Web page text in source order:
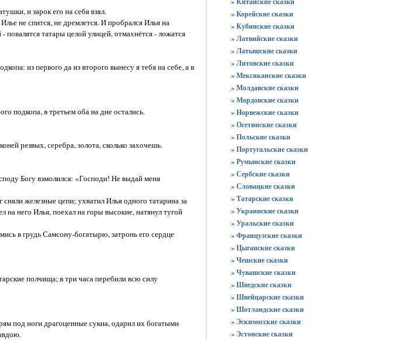
и зарок его на себя взял.
не спится, не дремлется. И пробрался Илья на
татары целой улицей, отмахнётся - ложатся
из первого да из второго вынесу я тебя на себе, а в
подкопа, в третьем оба на дне остались.
резвых, серебра, золота, сколько захочешь.
Богу взмолился: «Господи! Не выдай меня
железные цепи; ухватил Илья одного татарина за
него Илья, поехал на горы высокие, натянул тугой
в грудь Самсону-богатырю, затронь его сердце
полчища; в три часа перебили всю силу
под ноги драгоценные сукна, одарил их богатыми
» Корейские сказки
» Кубинские сказки
» Латвийские сказки
» Латышские сказки
» Литовские сказки
» Мексиканские сказки
» Молдавские сказки
» Мордовские сказки
» Норвежские сказки
» Осетинские сказки
» Польские сказки
» Португальские сказки
» Румынские сказки
» Сербские сказки
» Словацкие сказки
» Татарские сказки
» Украинские сказки
» Уральские сказки
» Французские сказки
» Цыганские сказки
» Чешские сказки
» Чувашские сказки
» Шведские сказки
» Швейцарские сказки
» Шотландские сказки
» Эскимосские сказки
» Эстонские сказки